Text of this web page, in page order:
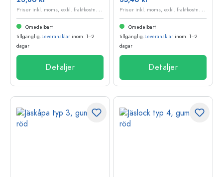
P
riser inkl. moms, exkl. fraktkostnader
Omedelbart
tillgänglig.Leveransklar inom: 1–2
dagar
Detaljer
P
riser inkl. moms, exkl. fraktkostnader
Omedelbart
tillgänglig.Leveransklar inom: 1–2
dagar
Detaljer